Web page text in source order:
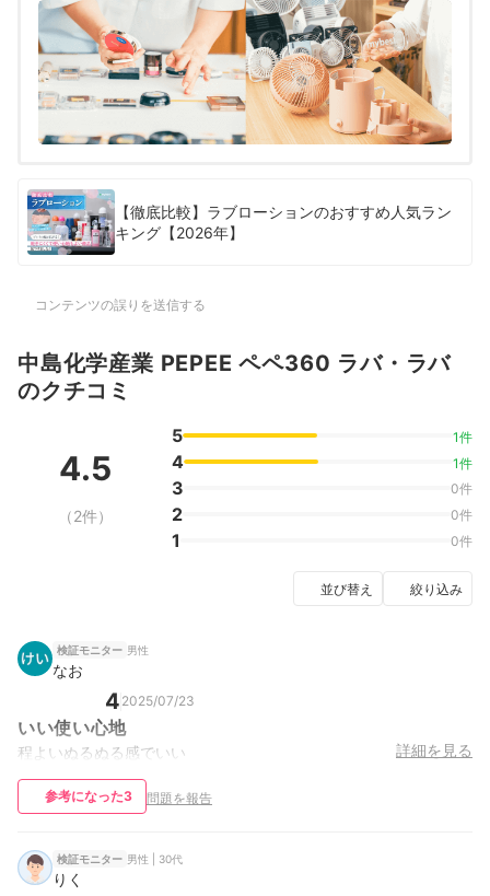
【徹底比較】ラブローションのおすすめ人気ラン
キング【2026年】
コンテンツの誤りを送信する
中島化学産業 PEPEE ペペ360 ラバ・ラバ
のクチコミ
4.5
（2件）
5 1件
4 1件
3 0件
2 0件
1 0件
並び替え 絞り込み
検証モニター 男性
なお
4 2025/07/23
いい使い心地
程よいぬるぬる感でいい 詳細を見る
参考になった3 問題を報告
検証モニター 男性 | 30代
りく